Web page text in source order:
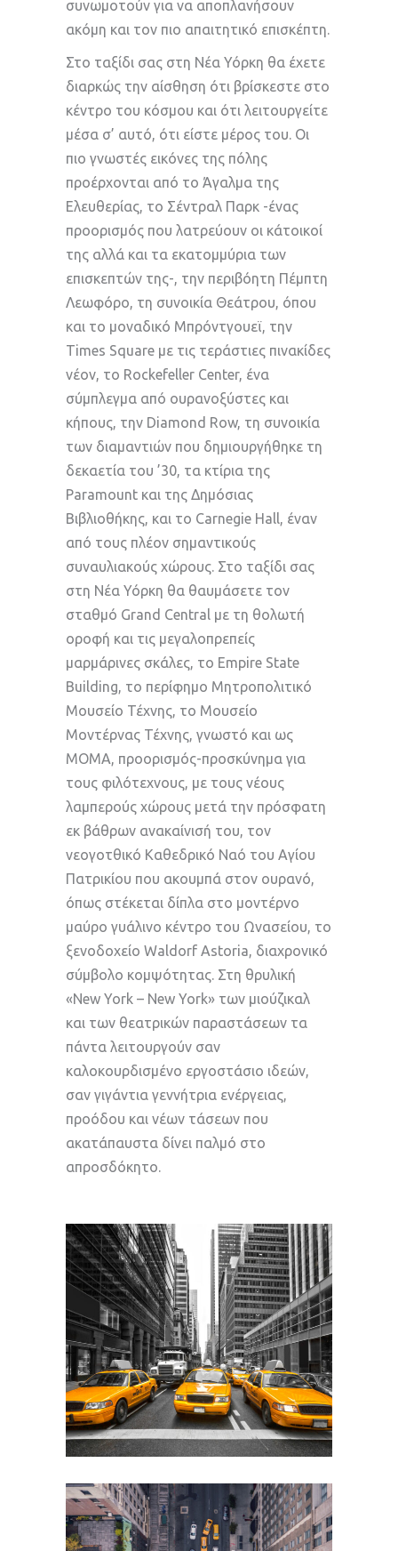
συνωμοτούν για να αποπλανήσουν
ακόμη και τον πιο απαιτητικό επισκέπτη.
Στο ταξίδι σας στη Νέα Υόρκη θα έχετε
διαρκώς την αίσθηση ότι βρίσκεστε στο
κέντρο του κόσμου και ότι λειτουργείτε
μέσα σ’ αυτό, ότι είστε μέρος του. Οι
πιο γνωστές εικόνες της πόλης
προέρχονται από το Άγαλμα της
Ελευθερίας, το Σέντραλ Παρκ -ένας
προορισμός που λατρεύουν οι κάτοικοί
της αλλά και τα εκατομμύρια των
επισκεπτών της-, την περιβόητη Πέμπτη
Λεωφόρο, τη συνοικία Θεάτρου, όπου
και το μοναδικό Μπρόντγουεϊ, την
Times Square με τις τεράστιες πινακίδες
νέον, το Rockefeller Center, ένα
σύμπλεγμα από ουρανοξύστες και
κήπους, την Diamond Row, τη συνοικία
των διαμαντιών που δημιουργήθηκε τη
δεκαετία του ’30, τα κτίρια της
Paramount και της Δημόσιας
Βιβλιοθήκης, και το Carnegie Hall, έναν
από τους πλέον σημαντικούς
συναυλιακούς χώρους. Στο ταξίδι σας
στη Νέα Υόρκη θα θαυμάσετε τον
σταθμό Grand Central με τη θολωτή
οροφή και τις μεγαλοπρεπείς
μαρμάρινες σκάλες, το Empire State
Building, το περίφημο Μητροπολιτικό
Μουσείο Τέχνης, το Μουσείο
Μοντέρνας Τέχνης, γνωστό και ως
ΜΟΜΑ, προορισμός-προσκύνημα για
τους φιλότεχνους, με τους νέους
λαμπερούς χώρους μετά την πρόσφατη
εκ βάθρων ανακαίνισή του, τον
νεογοτθικό Καθεδρικό Ναό του Αγίου
Πατρικίου που ακουμπά στον ουρανό,
όπως στέκεται δίπλα στο μοντέρνο
μαύρο γυάλινο κέντρο του Ωνασείου, το
ξενοδοχείο Waldorf Astoria, διαχρονικό
σύμβολο κομψότητας. Στη θρυλική
«New York – New York» των μιούζικαλ
και των θεατρικών παραστάσεων τα
πάντα λειτουργούν σαν
καλοκουρδισμένο εργοστάσιο ιδεών,
σαν γιγάντια γεννήτρια ενέργειας,
προόδου και νέων τάσεων που
ακατάπαυστα δίνει παλμό στο
απροσδόκητο.